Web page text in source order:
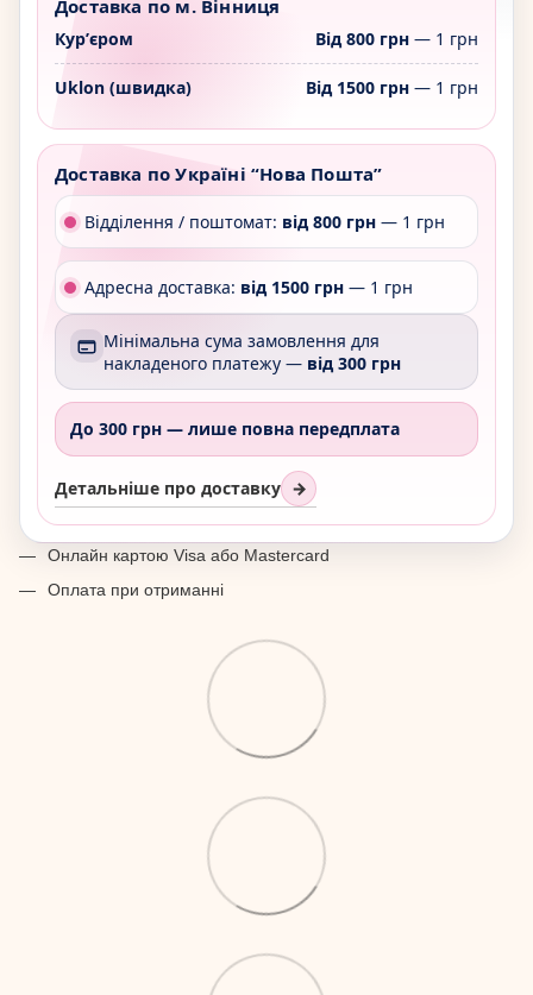
Доставка по м. Вінниця
Курʼєром Від 800 грн— 1 грн
Uklon (швидка) Від 1500 грн— 1 грн
Доставка по Україні “Нова Пошта”
Відділення / поштомат: від 800 грн — 1 грн
Адресна доставка: від 1500 грн — 1 грн
Мінімальна сума замовлення для
накладеного платежу — від 300 грн
До 300 грн — лише повна передплата
Детальніше про доставку →
Онлайн картою Visa або Mastercard
Оплата при отриманні